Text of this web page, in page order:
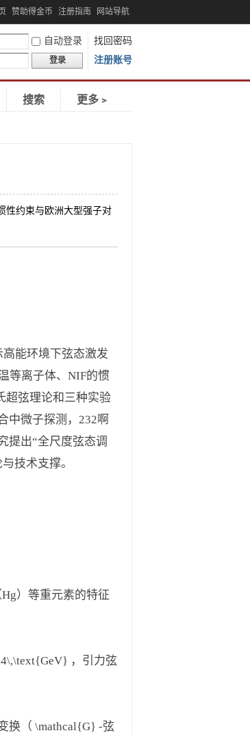
赞助得金币 注册指南 网站导航
自动登录
找回密码
登录 注册账号
搜索 更多﹥
性约束与欧洲大型强子对
能环境下弦态激发
等离子体、NIF的惯
超弦理论和三种实验
中微子探测，232啊
提出“全尺度弦态调
技术支撑。
）等重元素的特征
，引力弦
换（ \mathcal{G} -弦